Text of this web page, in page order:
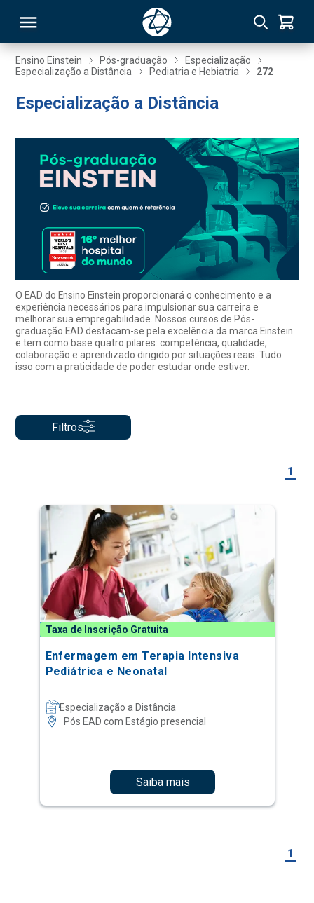
Ensino Einstein Pós-graduação
Especialização
Especialização a Distância
Pediatria e Hebiatria 272
Especialização a Distância
O EAD do Ensino Einstein proporcionará o conhecimento e a
experiência necessários para impulsionar sua carreira e
melhorar sua empregabilidade. Nossos cursos de Pós-
graduação EAD destacam-se pela excelência da marca Einstein
e tem como base quatro pilares: competência, qualidade,
colaboração e aprendizado dirigido por situações reais. Tudo
isso com a praticidade de poder estudar onde estiver.
Filtros
1
Taxa de Inscrição Gratuita
Enfermagem em Terapia Intensiva
Pediátrica e Neonatal
Especialização a Distância
Pós EAD com Estágio presencial
Saiba mais
1